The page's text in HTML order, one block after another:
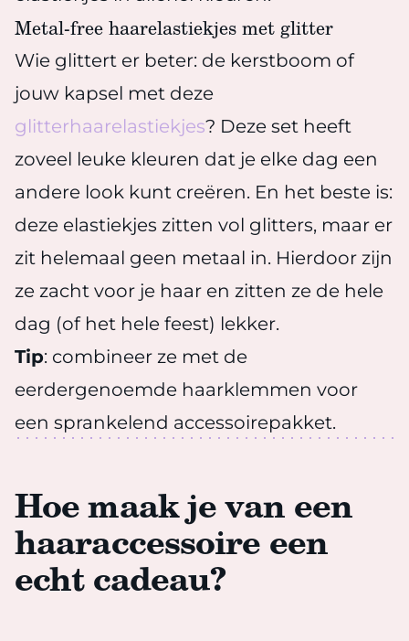
Metal-free haarelastiekjes met glitter
Wie glittert er beter: de kerstboom of
jouw kapsel met deze
glitterhaarelastiekjes? Deze set heeft
zoveel leuke kleuren dat je elke dag een
andere look kunt creëren. En het beste is:
deze elastiekjes zitten vol glitters, maar er
zit helemaal geen metaal in. Hierdoor zijn
ze zacht voor je haar en zitten ze de hele
dag (of het hele feest) lekker.
Tip: combineer ze met de
eerdergenoemde haarklemmen voor
een sprankelend accessoirepakket.
Hoe maak je van een
haaraccessoire een
echt cadeau?